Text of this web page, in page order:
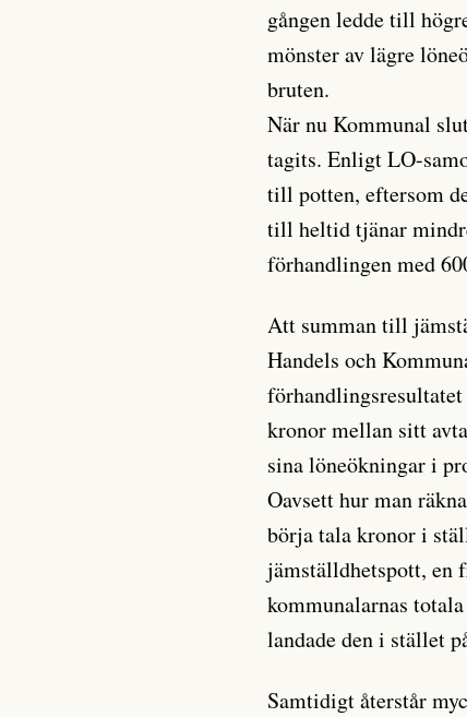
gången ledde till
mönster av lägre
bruten.
När nu Kommunal
tagits. Enligt LO-
till potten, eftersom
till heltid tjänar
förhandlingen med
Att summan till
Handels och
kronor mellan sitt
sina löneökningar i
Oavsett hur man
börja tala kronor i
jämställdhetspott, en
kommunalarnas
landade den i stället
Samtidigt återstår